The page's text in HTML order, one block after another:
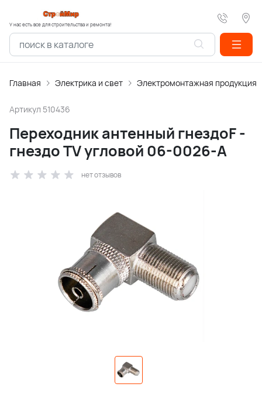
У нас есть все для строительства и ремонта!
Главная Электрика и свет Электромонтажная продукция
Артикул 510436
Переходник антенный гнездоF -
гнездо TV угловой 06-0026-A
нет отзывов